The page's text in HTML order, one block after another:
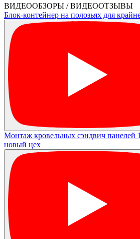
ВИДЕООБЗОРЫ / ВИДЕООТЗЫВЫ
Блок-контейнер на полозьях для
Монтаж кровельных сэндвич панелей
новый цех